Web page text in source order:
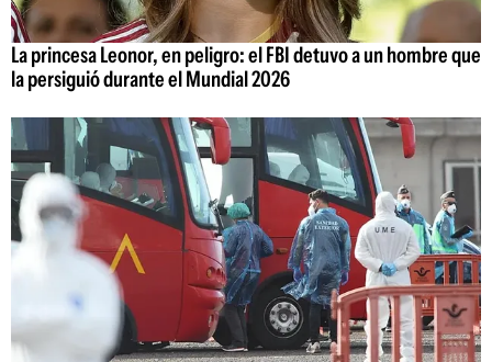
La princesa Leonor, en peligro: el FBI detuvo a un hombre que
la persiguió durante el Mundial 2026